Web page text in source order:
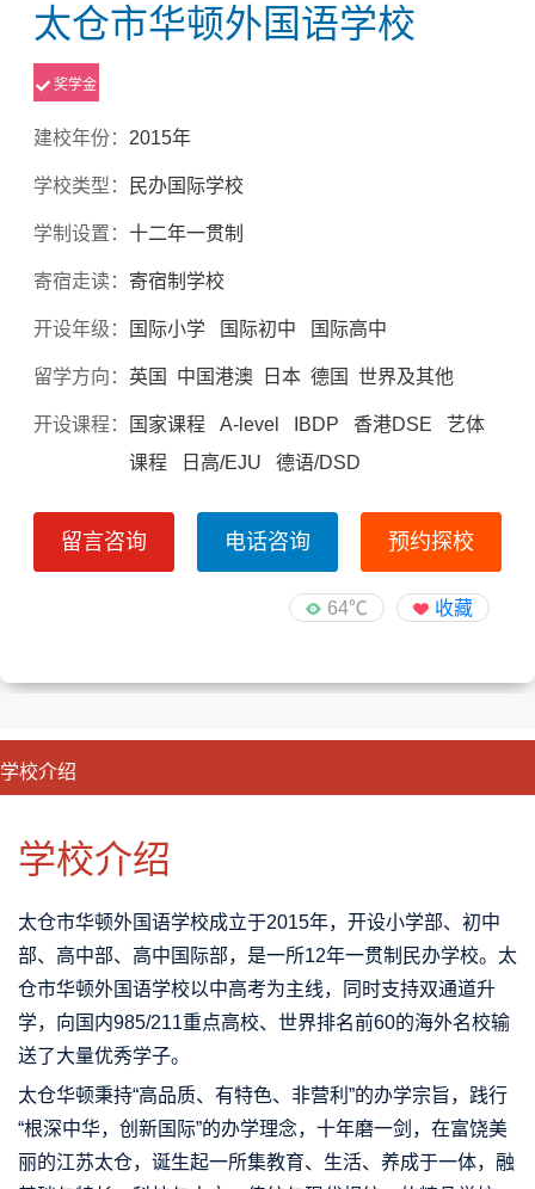
太仓市华顿外国语学校
奖学金
建校年份： 2015年
学校类型： 民办国际学校
学制设置：十二年一贯制
寄宿走读： 寄宿制学校
开设年级： 国际小学 国际初中 国际高中
留学方向： 英国 中国港澳 日本 德国 世界及其他
开设课程：
国家课程 A-level IBDP 香港DSE 艺体
课程 日高/EJU 德语/DSD
留言咨询 电话咨询 预约探校
64℃ 收藏
学校介绍
学校介绍
太仓市华顿外国语学校成立于2015年，开设小学部、初中
部、高中部、高中国际部，是一所12年一贯制民办学校。太
仓市华顿外国语学校以中高考为主线，同时支持双通道升
学，向国内985/211重点高校、世界排名前60的海外名校输
送了大量优秀学子。
太仓华顿秉持“高品质、有特色、非营利”的办学宗旨，践行
“根深中华，创新国际”的办学理念，十年磨一剑，在富饶美
丽的江苏太仓，诞生起一所集教育、生活、养成于一体，融